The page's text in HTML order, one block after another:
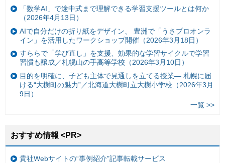
「数学AI」で途中式まで理解できる学習支援ツールとは何か
（2026年4月13日）
AIで自分だけの折り紙をデザイン、 豊洲で「うさプロオンラ
イン」を活用したワークショップ開催（2026年3月18日）
すららで「学び直し」を支援、効果的な学習サイクルで学習
習慣も醸成／札幌山の手高等学校（2026年3月10日）
目的を明確に、子ども主体で見通しを立てる授業— 札幌に届
ける“大樹町の魅力”／北海道大樹町立大樹小学校（2026年3月
9日）
一覧 >>
おすすめ情報 <PR>
貴社Webサイトの“事例紹介”記事転載サービス